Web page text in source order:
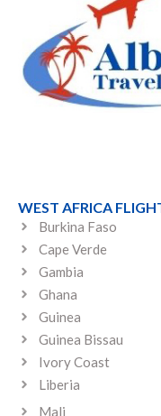
WEST AFRICA
Burkina Faso
Cape Verde
Gambia
Ghana
Guinea
Guinea Bissau
Ivory Coast
Liberia
Mali